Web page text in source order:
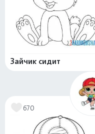
Зайчик сидит
670